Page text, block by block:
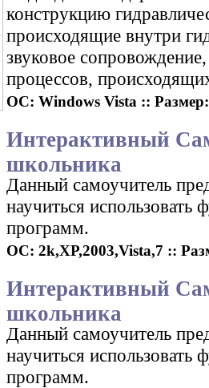
конструкцию
происходящие внутри
звуковое
процессов,
ОС: Windows Vista ::
Интерактивный
школьника
Данный самоучитель
научиться
программ.
ОС: 2k,XP,2003,Vista,7 ::
Интерактивный
школьника
Данный самоучитель
научиться
программ.